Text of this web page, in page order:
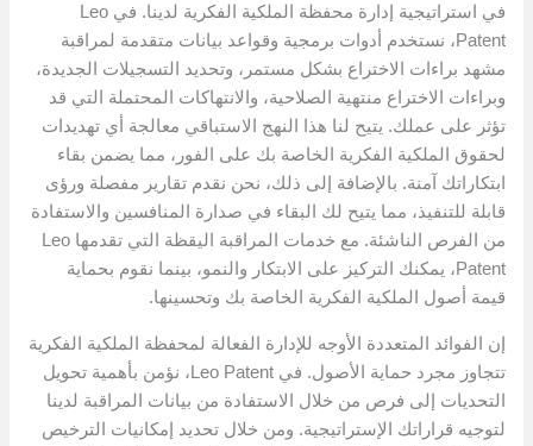
في استراتيجية إدارة محفظة الملكية الفكرية لدينا. في Leo
Patent، نستخدم أدوات برمجية وقواعد بيانات متقدمة لمراقبة
مشهد براءات الاختراع بشكل مستمر، وتحديد التسجيلات الجديدة،
وبراءات الاختراع منتهية الصلاحية، والانتهاكات المحتملة التي قد
تؤثر على عملك. يتيح لنا هذا النهج الاستباقي معالجة أي تهديدات
لحقوق الملكية الفكرية الخاصة بك على الفور، مما يضمن بقاء
ابتكاراتك آمنة. بالإضافة إلى ذلك، نحن نقدم تقارير مفصلة ورؤى
قابلة للتنفيذ، مما يتيح لك البقاء في صدارة المنافسين والاستفادة
من الفرص الناشئة. مع خدمات المراقبة اليقظة التي تقدمها Leo
Patent، يمكنك التركيز على الابتكار والنمو، بينما نقوم بحماية
قيمة أصول الملكية الفكرية الخاصة بك وتحسينها.
إن الفوائد المتعددة الأوجه للإدارة الفعالة لمحفظة الملكية الفكرية
تتجاوز مجرد حماية الأصول. في Leo Patent، نؤمن بأهمية تحويل
التحديات إلى فرص من خلال الاستفادة من بيانات المراقبة لدينا
لتوجيه قراراتك الإستراتيجية. ومن خلال تحديد إمكانيات الترخيص